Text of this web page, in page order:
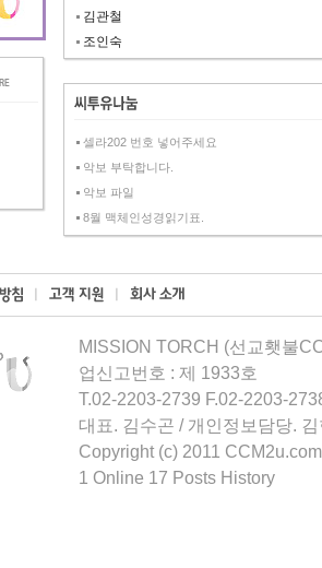
김관철
조인숙
셀라202 번호 넣어주세요
악보 부탁합니다.
악보 파일
8월 맥체인성경읽기표.
MISSION TORCH (선교횃불
업신고번호 : 제 1933호
T.02-2203-2739 F.02-2203-
대표. 김수곤 / 개인정보담당.
Copyright (c) 2011
1 Online 17 Posts History